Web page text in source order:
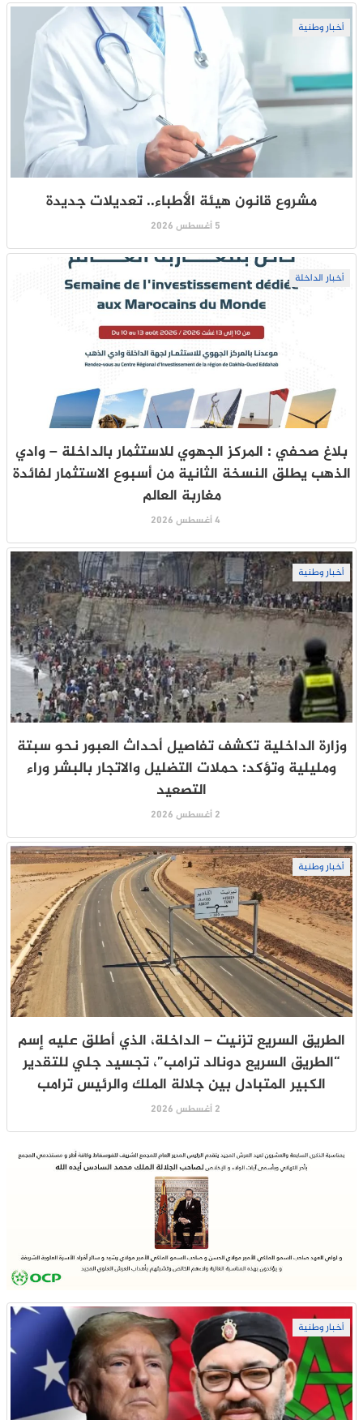
أخبار وطنية
مشروع قانون هيئة الأطباء.. تعديلات جديدة
5 أغسطس 2026
أخبار الداخلة
بلاغ صحفي : المركز الجهوي للاستثمار بالداخلة – وادي
الذهب يطلق النسخة الثانية من أسبوع الاستثمار لفائدة
مغاربة العالم
4 أغسطس 2026
أخبار وطنية
وزارة الداخلية تكشف تفاصيل أحداث العبور نحو سبتة
ومليلية وتؤكد: حملات التضليل والاتجار بالبشر وراء
التصعيد
2 أغسطس 2026
أخبار وطنية
الطريق السريع تزنيت – الداخلة، الذي أطلق عليه إسم
“الطريق السريع دونالد ترامب”، تجسيد جلي للتقدير
الكبير المتبادل بين جلالة الملك والرئيس ترامب
2 أغسطس 2026
أخبار وطنية